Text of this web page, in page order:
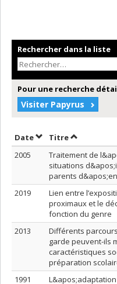
Rechercher dans la liste
Pour une recherche
Visiter Papyrus
DateTrier par date en
TitreTrier par
2005
Traitement de
situations
parents
2019
Lien entre
proximaux et le
fonction du genre
2013
Différents
garde peuvent-ils
caractéristiques
préparation
1991